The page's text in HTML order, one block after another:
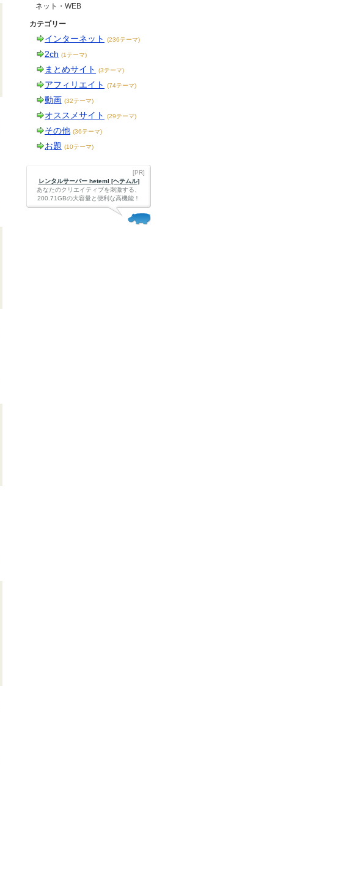
ネット・WEB
カテゴリー
インターネット (236テーマ)
2ch (1テーマ)
まとめサイト (3テーマ)
アフィリエイト (74テーマ)
動画 (32テーマ)
オススメサイト (29テーマ)
その他 (36テーマ)
お題 (10テーマ)
[PR]
レンタルサーバー heteml [ヘテムル]
あなたのクリエイティブを刺激する、
200.71GBの大容量と便利な高機能！